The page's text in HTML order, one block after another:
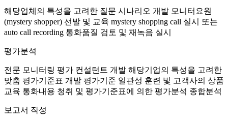
해당업체의 특성을 고려한 질문 시나리오 개발 모니터요원
(mystery shopper) 선발 및 교육 mystery shopping call 실시 또는
auto call recording 통화품질 검토 및 재녹음 실시
평가분석
전문 모니터링 평가 컨설턴트 개발 해당기업의 특성을 고려한
맞춤 평가기준표 개발 평가기준 일관성 훈련 빛 고객사의 상품
교육 통화내용 청취 및 평가기준표에 의한 평가분석 종합분석
보고서 작성